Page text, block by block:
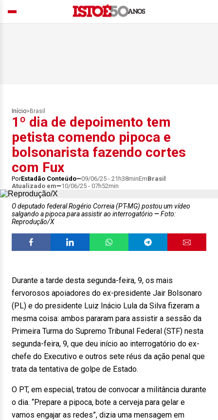
Início> Brasil
1º dia de depoimento tem
petista comendo pipoca e
bolsonarista fazendo cortes
com Fux
PorEstadão Conteúdo 09/06/25 - 21h38minEmBrasil
Atualizado em
10/06/25 - 07h52min
O deputado federal Rogério Correia (PT-MG) postou um vídeo
salgando a pipoca para assistir ao interrogatório
Foto:
Reprodução/X
Durante a tarde desta segunda-feira, 9, os mais
fervorosos apoiadores do ex-presidente Jair Bolsonaro
(PL) e do presidente Luiz Inácio Lula da Silva fizeram a
mesma coisa: ambos pararam para assistir a sessão da
Primeira Turma do Supremo Tribunal Federal (STF) nesta
segunda-feira, 9, que deu início ao interrogatório do ex-
chefe do Executivo e outros sete réus da ação penal que
trata da tentativa de golpe de Estado.
O PT, em especial, tratou de convocar a militância durante
o dia. “Prepare a pipoca, bote a cerveja para gelar e
vamos engajar as redes”, dizia uma mensagem em